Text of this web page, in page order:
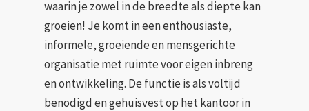
waarin je zowel in de breedte als diepte kan
groeien! Je komt in een enthousiaste,
informele, groeiende en mensgerichte
organisatie met ruimte voor eigen inbreng
en ontwikkeling. De functie is als voltijd
benodigd en gehuisvest op het kantoor in